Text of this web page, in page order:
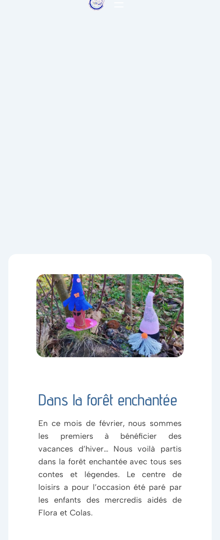
Dans la forêt enchantée
En ce mois de février, nous sommes
les premiers à bénéficier des
vacances d’hiver… Nous voilà partis
dans la forêt enchantée avec tous ses
contes et légendes. Le centre de
loisirs a pour l’occasion été paré par
les enfants des mercredis aidés de
Flora et Colas.